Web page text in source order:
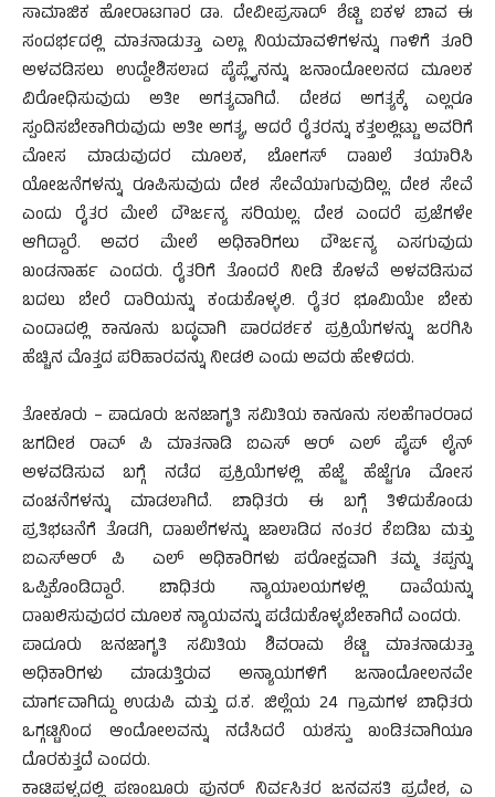
ಸಾಮಾಜಿಕ ಹೋರಾಟಗಾರ ಡಾ. ದೇವೀಪ್ರಸಾದ್ ಶೆಟ್ಟಿ ಐಕಳ ಬಾವ ಈ
ಸಂದರ್ಭದಲ್ಲಿ ಮಾತನಾಡುತ್ತಾ ಎಲ್ಲಾ ನಿಯಮಾವಳಿಗಳನ್ನು ಗಾಳಿಗೆ ತೂರಿ
ಅಳವಡಿಸಲು ಉದ್ದೇಶಿಸಲಾದ ಪೈಪ್ಲೈನನ್ನು ಜನಾಂದೋಲನದ ಮೂಲಕ
ವಿರೋಧಿಸುವುದು ಅತೀ ಅಗತ್ಯವಾಗಿದೆ. ದೇಶದ ಅಗತ್ಯಕ್ಕೆ ಎಲ್ಲರೂ
ಸ್ಪಂದಿಸಬೇಕಾಗಿರುವುದು ಅತೀ ಅಗತ್ಯ, ಆದರೆ ರೈತರನ್ನು ಕತ್ತಲಲ್ಲಿಟ್ಟು ಅವರಿಗೆ
ಮೋಸ ಮಾಡುವುದರ ಮೂಲಕ, ಬೋಗಸ್ ದಾಖಲೆ ತಯಾರಿಸಿ
ಯೋಜನೆಗಳನ್ನು ರೂಪಿಸುವುದು ದೇಶ ಸೇವೆಯಾಗುವುದಿಲ್ಲ. ದೇಶ ಸೇವೆ
ಎಂದು ರೈತರ ಮೇಲೆ ದೌರ್ಜನ್ಯ ಸರಿಯಲ್ಲ. ದೇಶ ಎಂದರೆ ಪ್ರಜೆಗಳೇ
ಆಗಿದ್ದಾರೆ. ಅವರ ಮೇಲೆ ಅಧಿಕಾರಿಗಲು ದೌರ್ಜನ್ಯ ಎಸಗುವುದು
ಖಂಡನಾರ್ಹ ಎಂದರು. ರೈತರಿಗೆ ತೊಂದರೆ ನೀಡಿ ಕೊಳವೆ ಅಳವಡಿಸುವ
ಬದಲು ಬೇರೆ ದಾರಿಯನ್ನು ಕಂಡುಕೊಳ್ಳಲಿ. ರೈತರ ಭೂಮಿಯೇ ಬೇಕು
ಎಂದಾದಲ್ಲಿ ಕಾನೂನು ಬದ್ಧವಾಗಿ ಪಾರದರ್ಶಕ ಪ್ರಕ್ರಿಯೆಗಳನ್ನು ಜರಗಿಸಿ
ಹೆಚ್ಚಿನ ಮೊತ್ತದ ಪರಿಹಾರವನ್ನು ನೀಡಲಿ ಎಂದು ಅವರು ಹೇಳಿದರು.
ತೋಕೂರು – ಪಾದೂರು ಜನಜಾಗೃತಿ ಸಮಿತಿಯ ಕಾನೂನು ಸಲಹೆಗಾರರಾದ
ಜಗದೀಶ ರಾವ್ ಪಿ ಮಾತನಾಡಿ ಐಎಸ್ ಆರ್ ಎಲ್ ಪೈಪ್ ಲೈನ್
ಅಳವಡಿಸುವ ಬಗ್ಗೆ ನಡೆದ ಪ್ರಕ್ರಿಯೆಗಳಲ್ಲಿ ಹೆಜ್ಜೆ ಹೆಜ್ಜೆಗೂ ಮೋಸ
ವಂಚನೆಗಳನ್ನು ಮಾಡಲಾಗಿದೆ. ಬಾಧಿತರು ಈ ಬಗ್ಗೆ ತಿಳಿದುಕೊಂಡು
ಪ್ರತಿಭಟನೆಗೆ ತೊಡಗಿ, ದಾಖಲೆಗಳನ್ನು ಜಾಲಾಡಿದ ನಂತರ ಕೆಐಡಿಬ ಮತ್ತು
ಐಎಸ್ಆರ್ ಪಿ ಎಲ್ ಅಧಿಕಾರಿಗಳು ಪರೋಕ್ಷವಾಗಿ ತಮ್ಮ ತಪ್ಪನ್ನು
ಒಪ್ಪಿಕೊಂಡಿದ್ದಾರೆ. ಬಾಧಿತರು ನ್ಯಾಯಾಲಯಗಳಲ್ಲಿ ದಾವೆಯನ್ನು
ದಾಖಲಿಸುವುದರ ಮೂಲಕ ನ್ಯಾಯವನ್ನು ಪಡೆದುಕೊಳ್ಳಬೇಕಾಗಿದೆ ಎಂದರು.
ಪಾದೂರು ಜನಜಾಗೃತಿ ಸಮಿತಿಯ ಶಿವರಾಮ ಶೆಟ್ಟಿ ಮಾತನಾಡುತ್ತಾ
ಅಧಿಕಾರಿಗಳು ಮಾಡುತ್ತಿರುವ ಅನ್ಯಾಯಗಳಿಗೆ ಜನಾಂದೋಲನವೇ
ಮಾರ್ಗವಾಗಿದ್ದು ಉಡುಪಿ ಮತ್ತು ದ.ಕ. ಜಿಲ್ಲೆಯ 24 ಗ್ರಾಮಗಳ ಬಾಧಿತರು
ಒಗ್ಗಟ್ಟಿನಿಂದ ಆಂದೋಲವನ್ನು ನಡೆಸಿದರೆ ಯಶಸ್ವು ಖಂಡಿತವಾಗಿಯೂ
ದೊರಕುತ್ತದೆ ಎಂದರು.
ಕಾಟಿಪಳ್ಳದಲ್ಲಿ ಪಣಂಬೂರು ಪುನರ್ ನಿರ್ವಸಿತರ ಜನವಸತಿ ಪ್ರದೇಶ, ಎ